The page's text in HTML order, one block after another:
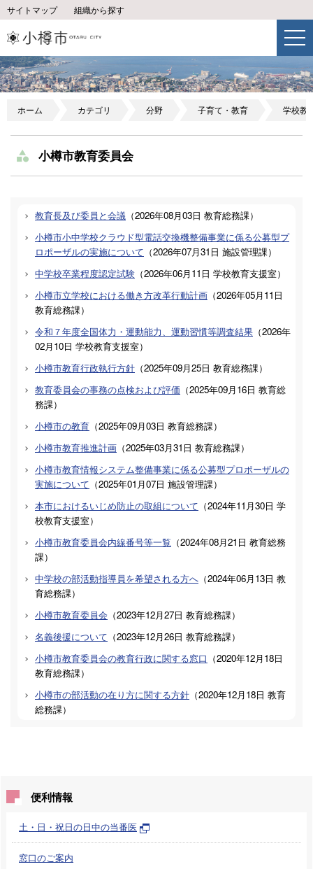
サイトマップ 組織から探す
ホーム カテゴリ 分野 子育て・教育 学校教
小樽市教育委員会
教育長及び委員と会議 （2026年08月03日 教育総務課）
小樽市小中学校クラウド型電話交換機整備事業に係る公募型プ
ロポーザルの実施について （2026年07月31日 施設管理課）
中学校卒業程度認定試験 （2026年06月11日 学校教育支援室）
小樽市立学校における働き方改革行動計画 （2026年05月11日
教育総務課）
令和７年度全国体力・運動能力、運動習慣等調査結果 （2026年
02月10日 学校教育支援室）
小樽市教育行政執行方針 （2025年09月25日 教育総務課）
教育委員会の事務の点検および評価 （2025年09月16日 教育総
務課）
小樽市の教育 （2025年09月03日 教育総務課）
小樽市教育推進計画 （2025年03月31日 教育総務課）
小樽市教育情報システム整備事業に係る公募型プロポーザルの
実施について （2025年01月07日 施設管理課）
本市におけるいじめ防止の取組について （2024年11月30日 学
校教育支援室）
小樽市教育委員会内線番号等一覧 （2024年08月21日 教育総務
課）
中学校の部活動指導員を希望される方へ （2024年06月13日 教
育総務課）
小樽市教育委員会 （2023年12月27日 教育総務課）
名義後援について （2023年12月26日 教育総務課）
小樽市教育委員会の教育行政に関する窓口 （2020年12月18日
教育総務課）
小樽市の部活動の在り方に関する方針 （2020年12月18日 教育
総務課）
便利情報
土・日・祝日の日中の当番医
窓口のご案内